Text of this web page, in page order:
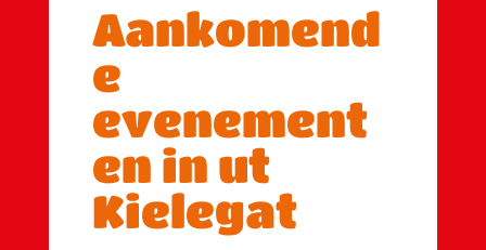
Aankomend
e
evenement
en in ut
Kielegat